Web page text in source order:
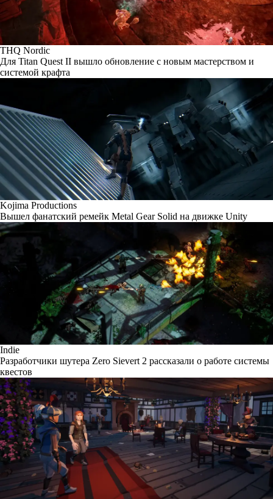
THQ Nordic
Для Titan Quest II вышло обновление с новым мастерством и
системой крафта
Kojima Productions
Вышел фанатский ремейк Metal Gear Solid на движке Unity
Indie
Разработчики шутера Zero Sievert 2 рассказали о работе системы
квестов